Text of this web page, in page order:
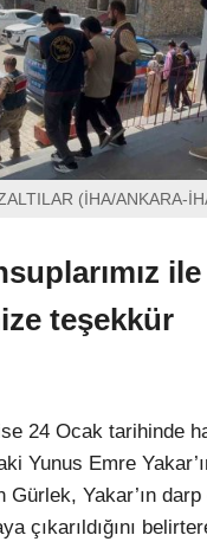
(İHA/ANKARA-
teşekkür
24 Ocak tarihinde
Yunus Emre
Yakar’ın
çıkarıldığını